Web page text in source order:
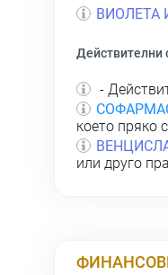
ВИОЛЕТА
Действителни
-
което пряко
или друго